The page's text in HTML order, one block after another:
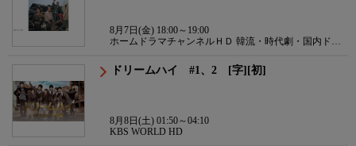
8月7日(金) 18:00～19:00
ホームドラマチャンネルＨＤ 韓流・時代劇・国内ドラ
ドリームハイ #1、2 [字][初]
8月8日(土) 01:50～04:10
KBS WORLD HD